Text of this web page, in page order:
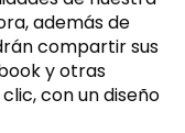
además de
compartir sus
y otras
con un diseño